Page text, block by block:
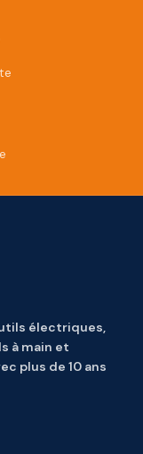
électriques,
à main et
plus de 10 ans